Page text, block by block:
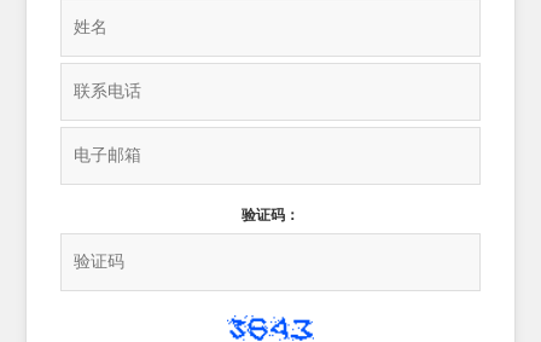
验证码：